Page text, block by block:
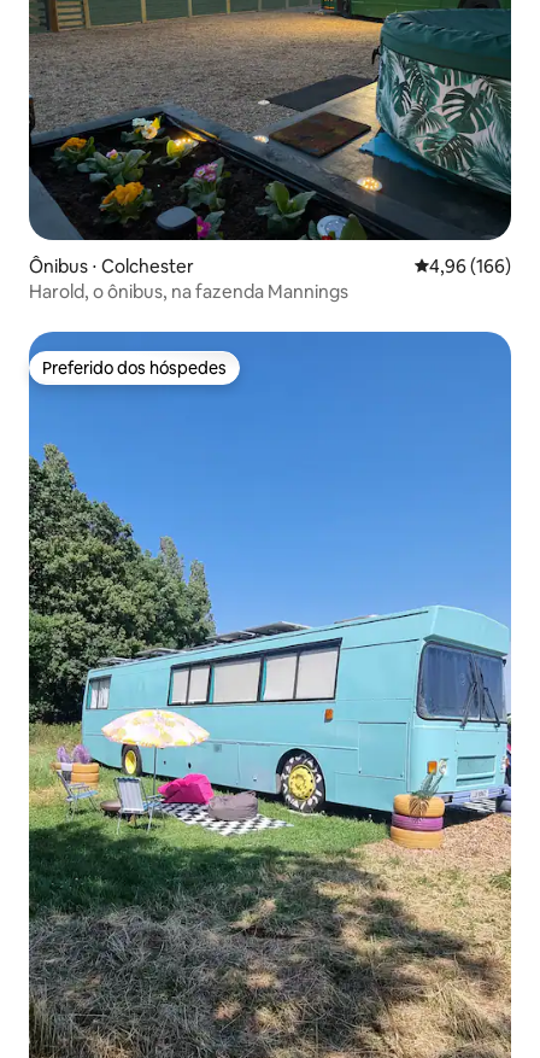
Ônibus ⋅ Colchester 4,96 de uma
4,96 (166)
Harold, o ônibus, na fazenda Mannings
Preferido dos hóspedes
Preferido dos hóspedes